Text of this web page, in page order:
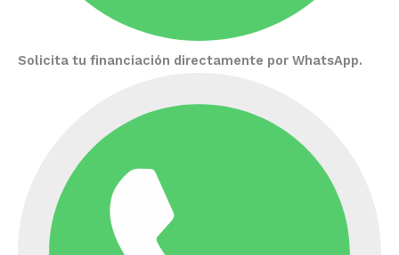
Solicita tu financiación directamente por WhatsApp.